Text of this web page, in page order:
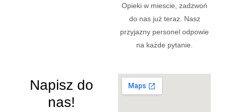
Opieki w miescie, zadzwoń
do nas już teraz. Nasz
przyjazny personel odpowie
na każde pytanie.
Napisz do
nas!